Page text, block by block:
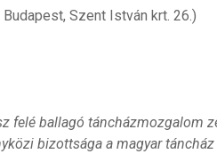
Szent István krt. 26.)
felé ballagó táncházmozgalom
bizottsága a magyar